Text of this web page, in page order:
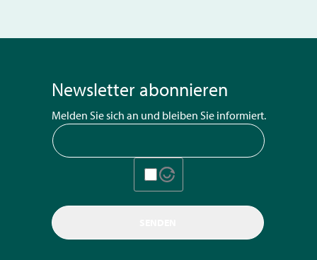
Newsletter abonnieren
Melden Sie sich an und bleiben Sie informiert.